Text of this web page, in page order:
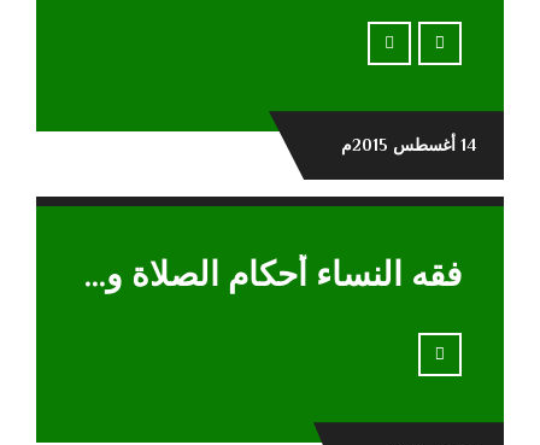
14 أغسطس 2015م
فقه النساء أحكام الصلاة والصيام والطهارة